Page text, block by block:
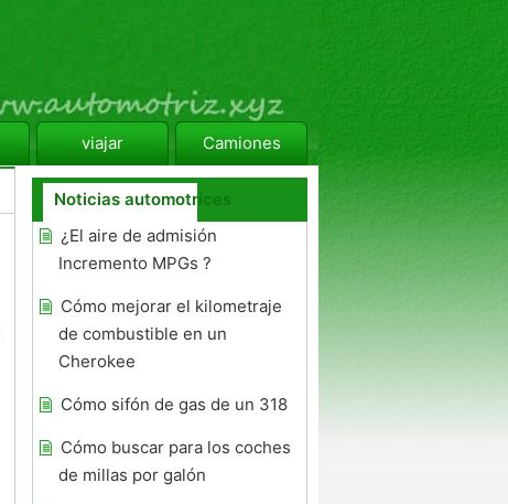
viajar Camiones
Noticias automotrices
¿El aire de admisión
Incremento MPGs ?
Cómo mejorar el kilometraje
de combustible en un
Cherokee
Cómo sifón de gas de un 318
Cómo buscar para los coches
de millas por galón